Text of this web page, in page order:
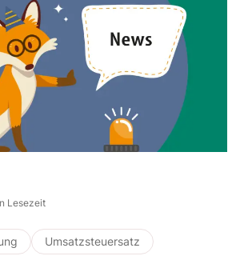
Lesezeit
Umsatzsteuersatz